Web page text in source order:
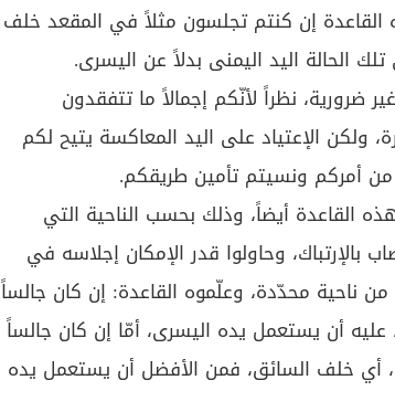
إن كنتم تجلسون مثلاً في المقعد خلف
الحالة اليد اليمنى بدلاً عن اليسرى.
نظراً لأنّكم إجمالاً ما تتفقدون
ولكن الإعتياد على اليد المعاكسة يتيح لكم
أمركم ونسيتم تأمين طريقكم.
القاعدة أيضاً، وذلك بحسب الناحية التي
وحاولوا قدر الإمكان إجلاسه في
ناحية محدّدة، وعلّموه القاعدة: إن كان جالساً
عليه أن يستعمل يده اليسرى، أمّا إن كان جالساً
أي خلف السائق، فمن الأفضل أن يستعمل يده